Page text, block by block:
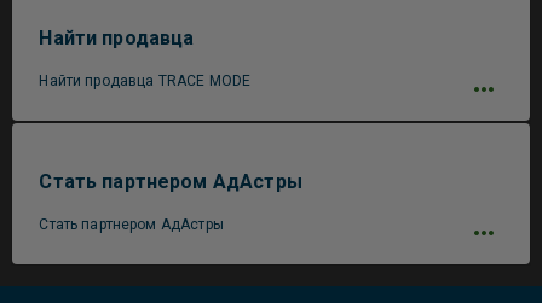
Найти продавца
Найти продавца TRACE MODE
Стать партнером АдАстры
Стать партнером АдАстры